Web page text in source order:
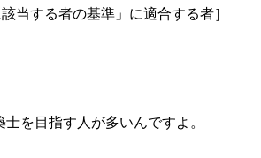
当する者の基準」に適合する者］
を目指す人が多いんですよ。